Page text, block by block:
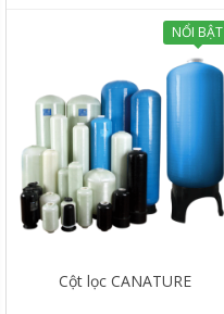
NỔI BẬT
Cột lọc CANATURE